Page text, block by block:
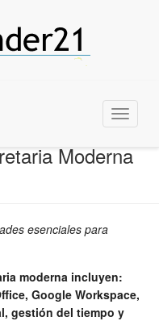
Menu
Moderna
esenciales para
moderna incluyen:
Google Workspace,
gestión del tiempo y